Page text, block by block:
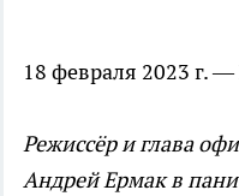
18 февраля 2023 г.
Режиссёр и глава
Андрей Ермак в